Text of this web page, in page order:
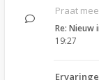
Praat
Re: Nieuw
19:27